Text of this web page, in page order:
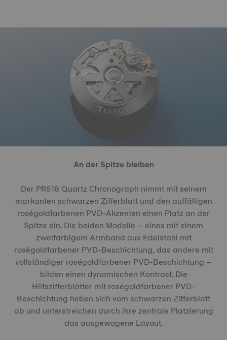
An der Spitze bleiben
Der PR516 Quartz Chronograph nimmt mit seinem
markanten schwarzen Zifferblatt und den auffälligen
roségoldfarbenen PVD-Akzenten einen Platz an der
Spitze ein. Die beiden Modelle – eines mit einem
zweifarbigem Armband aus Edelstahl mit
roségoldfarbener PVD-Beschichtung, das andere mit
vollständiger roségoldfarbener PVD-Beschichtung –
bilden einen dynamischen Kontrast. Die
Hilfszifferblätter mit roségoldfarbener PVD-
Beschichtung heben sich vom schwarzen Zifferblatt
ab und unterstreichen durch ihre zentrale Platzierung
das ausgewogene Layout.